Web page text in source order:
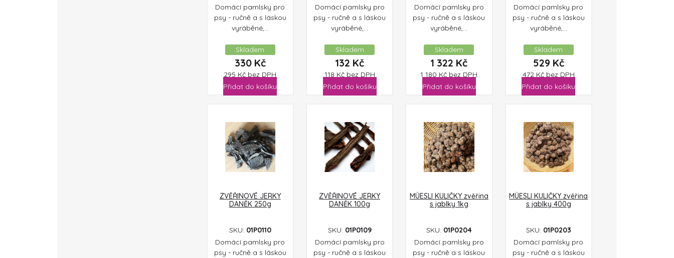
Domácí pamlsky pro
psy - ručně a s láskou
vyráběné,...
Skladem
330 Kč
295 Kč bez DPH
Přidat do košíku
Domácí pamlsky pro
psy - ručně a s láskou
vyráběné,...
Skladem
132 Kč
118 Kč bez DPH
Přidat do košíku
Domácí pamlsky pro
psy - ručně a s láskou
vyráběné,...
Skladem
1 322 Kč
1 180 Kč bez DPH
Přidat do košíku
Domácí pamlsky pro
psy - ručně a s láskou
vyráběné,...
Skladem
529 Kč
472 Kč bez DPH
Přidat do košíku
ZVĚŘINOVÉ JERKY
DANĚK 250g
SKU: 01P0110
Domácí pamlsky pro
psy - ručně a s láskou
ZVĚŘINOVÉ JERKY
DANĚK 100g
SKU: 01P0109
Domácí pamlsky pro
psy - ručně a s láskou
MÜESLI KULIČKY zvěřina
s jablky 1kg
SKU: 01P0204
Domácí pamlsky pro
psy - ručně a s láskou
MÜESLI KULIČKY zvěřina
s jablky 400g
SKU: 01P0203
Domácí pamlsky pro
psy - ručně a s láskou